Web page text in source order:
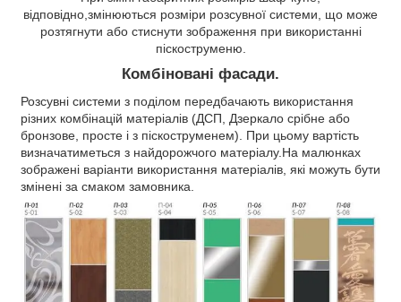
відповідно,змінюються розміри розсувної системи, що може
розтягнути або стиснути зображення при використанні
піскоструменю.
Комбіновані фасади.
Розсувні системи з поділом передбачають використання
різних комбінацій матеріалів (ДСП, Дзеркало срібне або
бронзове, просте і з піскоструменем). При цьому вартість
визначатиметься з найдорожчого матеріалу.На малюнках
зображені варіанти використання матеріалів, які можуть бути
змінені за смаком замовника.